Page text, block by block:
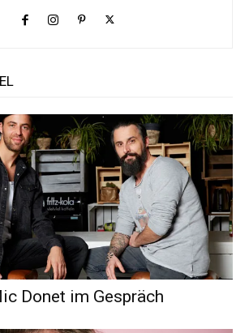
Donet im Gespräch